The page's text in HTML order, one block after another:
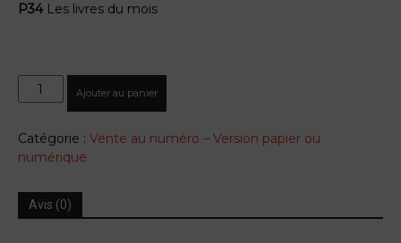
P34Les livres du mois
quantité
de
Voix
du
N°40
mars
Ajouter au panier
Catégorie : Vente au numéro – Version papier ou
numérique
Avis (0)